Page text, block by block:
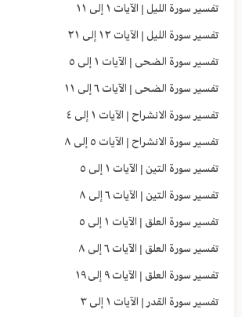
تفسير سورة الليل | الآيات ١ إلى ١١
تفسير سورة الليل | الآيات ١٢ إلى ٢١
تفسير سورة الضحى | الآيات ١ إلى ٥
تفسير سورة الضحى | الآيات ٦ إلى ١١
تفسير سورة الانشراح | الآيات ١ إلى ٤
تفسير سورة الانشراح | الآيات ٥ إلى ٨
تفسير سورة التين | الآيات ١ إلى ٥
تفسير سورة التين | الآيات ٦ إلى ٨
تفسير سورة العلق | الآيات ١ إلى ٥
تفسير سورة العلق | الآيات ٦ إلى ٨
تفسير سورة العلق | الآيات ٩ إلى ١٩
تفسير سورة القدر | الآيات ١ إلى ٣